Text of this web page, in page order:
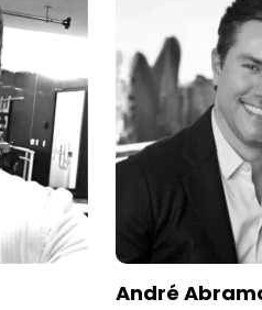
André